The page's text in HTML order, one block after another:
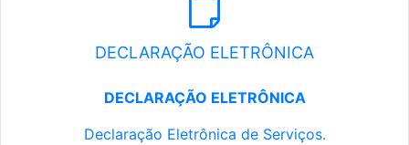
DECLARAÇÃO ELETRÔNICA
DECLARAÇÃO ELETRÔNICA
Declaração Eletrônica de Serviços.